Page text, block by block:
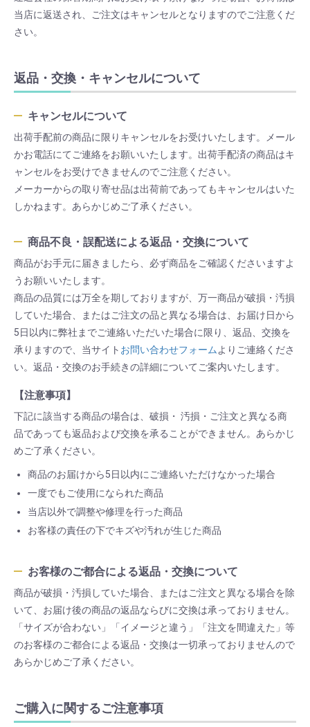
当店に返送され、ご注文はキャンセルとなりますのでご注意くだ
さい。
返品・交換・キャンセルについて
キャンセルについて
出荷手配前の商品に限りキャンセルをお受けいたします。メール
かお電話にてご連絡をお願いいたします。出荷手配済の商品はキ
ャンセルをお受けできませんのでご注意ください。
メーカーからの取り寄せ品は出荷前であってもキャンセルはいた
しかねます。あらかじめご了承ください。
商品不良・誤配送による返品・交換について
商品がお手元に届きましたら、必ず商品をご確認くださいますよ
うお願いいたします。
商品の品質には万全を期しておりますが、万一商品が破損・汚損
していた場合、またはご注文の品と異なる場合は、お届け日から
5日以内に弊社までご連絡いただいた場合に限り、返品、交換を
承りますので、当サイト お問い合わせフォーム よりご連絡くださ
い。返品・交換のお手続きの詳細についてご案内いたします。
【注意事項】
下記に該当する商品の場合は、破損・ 汚損・ご注文と異なる商
品であっても返品および交換を承ることができません。あらかじ
めご了承ください。
商品のお届けから5日以内にご連絡いただけなかった場合
一度でもご使用になられた商品
当店以外で調整や修理を行った商品
お客様の責任の下でキズや汚れが生じた商品
お客様のご都合による返品・交換について
商品が破損・汚損していた場合、またはご注文と異なる場合を除
いて、お届け後の商品の返品ならびに交換は承っておりません。
「サイズが合わない」「イメージと違う」「注文を間違えた」等
のお客様のご都合による返品・交換は一切承っておりませんので
あらかじめご了承ください。
ご購入に関するご注意事項